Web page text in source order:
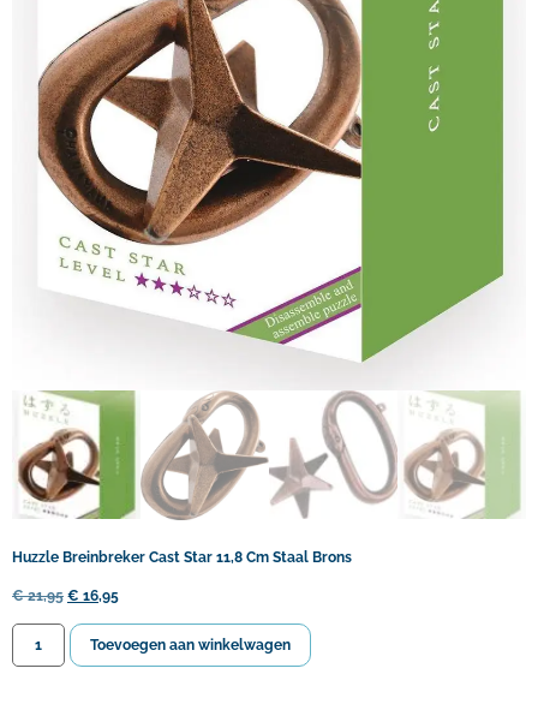
Huzzle Breinbreker Cast Star 11,8 Cm Staal Brons
€21,95 € 16,95
Toevoegen aan winkelwagen